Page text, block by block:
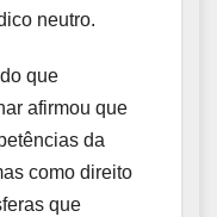
neutro.
que
afirmou que
da
como direito
que